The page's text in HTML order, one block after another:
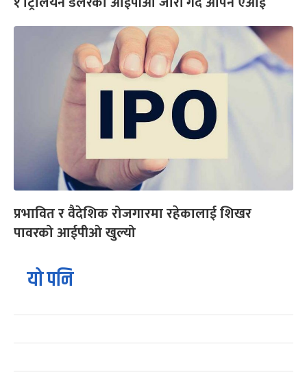
प्रभावित र वैदेशिक रोजगारमा रहेकालाई शिखर
पावरको आईपीओ खुल्यो
यो पनि